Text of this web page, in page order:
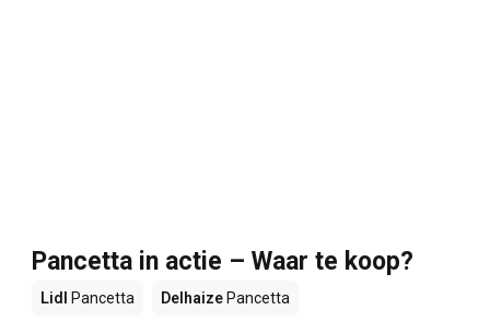
Pancetta in actie – Waar te koop?
Lidl Pancetta Delhaize Pancetta